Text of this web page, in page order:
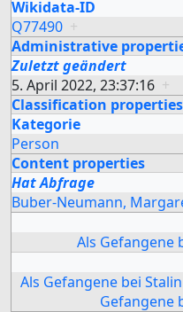
Wikidata-ID
Q77490 +
Administrative
Zuletzt geändert
5. April 2022, 23:37:16 +
Classification properties
Kategorie
Person
Content properties
Hat Abfrage
Buber-Neumann,
Als Gefangene
Als Gefangene bei
Gefangene